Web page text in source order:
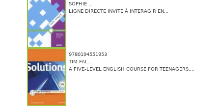
SOPHIE ...
LIGNE DIRECTE INVITE À INTERAGIR EN...
9780194551953
TIM FAL...
A FIVE-LEVEL ENGLISH COURSE FOR TEENAGERS,...